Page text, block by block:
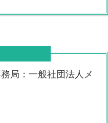
局：一般社団法人メ